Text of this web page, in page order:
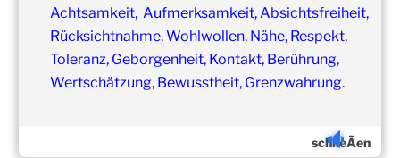
schlieÃen
Achtsamkeit, Aufmerksamkeit, Absichtsfreiheit,
Rücksichtnahme, Wohlwollen, Nähe, Respekt,
Toleranz, Geborgenheit, Kontakt, Berührung,
Wertschätzung, Bewusstheit, Grenzwahrung.